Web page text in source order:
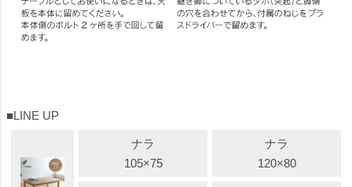
■LINE UP
ナラ
105×75
ナラ
120×80